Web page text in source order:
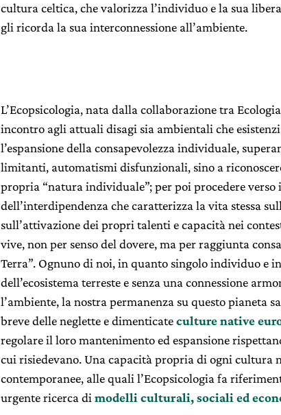
cultura celtica, che valorizza l’individuo e la sua
gli ricorda la sua interconnessione all’ambiente.
L’Ecopsicologia, nata dalla collaborazione tra
incontro agli attuali disagi sia ambientali che
l’espansione della consapevolezza individuale,
limitanti, automatismi disfunzionali, sino a
propria “natura individuale”; per poi procedere verso
dell’interdipendenza che caratterizza la vita stessa
sull’attivazione dei propri talenti e capacità nei
vive, non per senso del dovere, ma per raggiunta
Terra”. Ognuno di noi, in quanto singolo individuo e
dell’ecosistema terreste e senza una connessione
l’ambiente, la nostra permanenza su questo pianeta
breve delle neglette e dimenticateculture native
regolare il loro mantenimento ed espansione
cui risiedevano. Una capacità propria di ogni cultura
contemporanee, alle quali l’Ecopsicologia fa
urgente ricerca di modelli culturali, sociali ed